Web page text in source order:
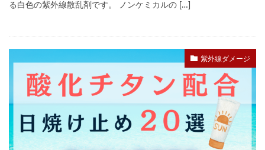
る白色の紫外線散乱剤です。 ノンケミカルの […]
紫外線ダメージ